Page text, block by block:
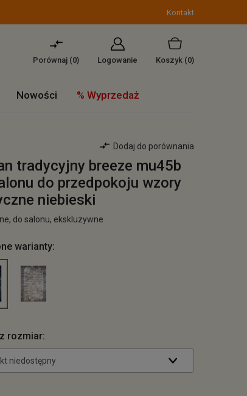
Kontakt
Porównaj (0) Logowanie Koszyk (0)
Nowości % Wyprzedaż
Dodaj do porównania
tradycyjny breeze mu45b
do przedpokoju wzory
niebieski
do salonu, ekskluzywne
warianty:
rozmiar:
niedostępny